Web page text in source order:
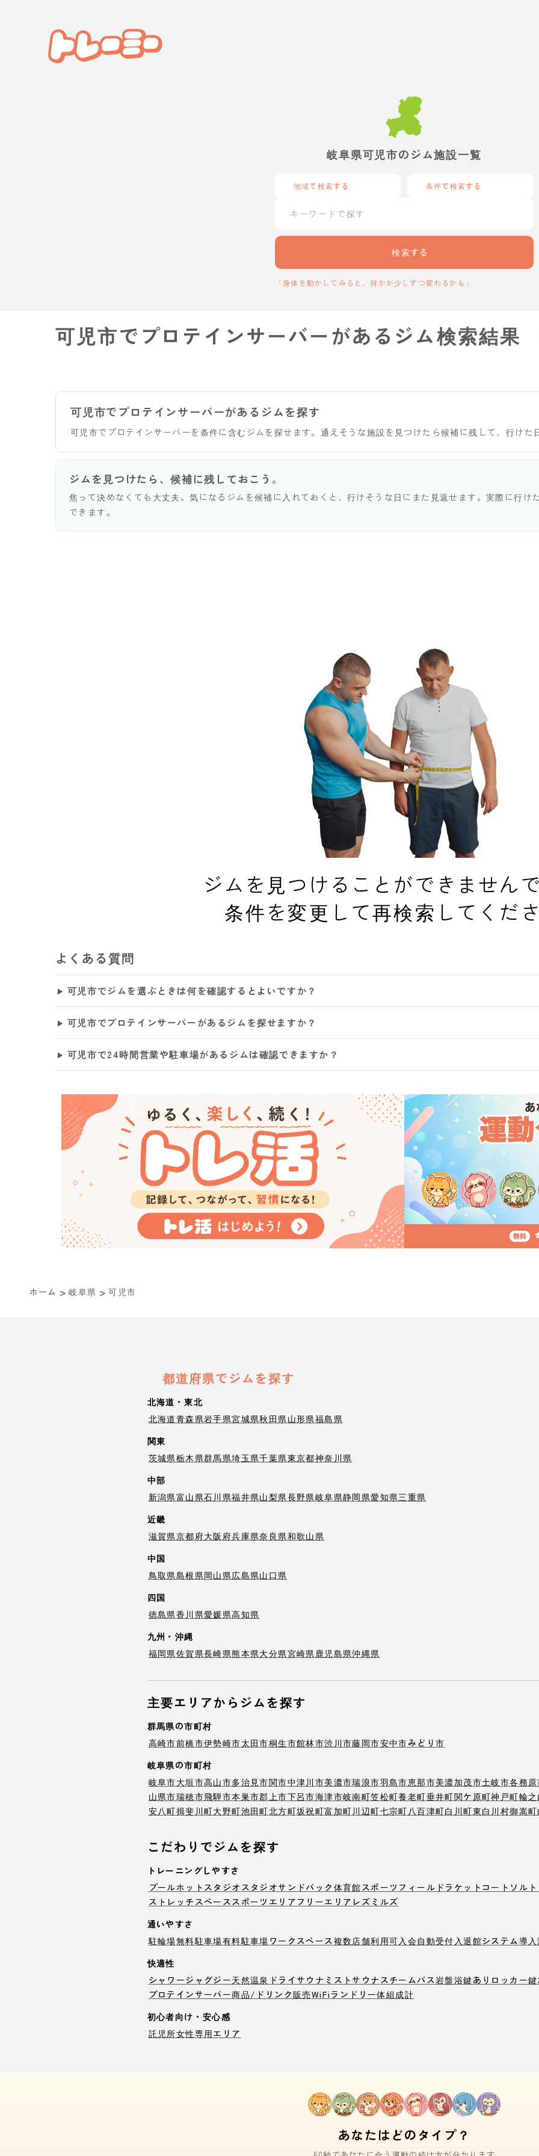
岐阜県可児市のジム施設一覧
地域で検索する 条件で検索する
検索する
「身体を動かしてみると、何かが少しずつ変わるかも」
可児市でプロテインサーバーがあるジム検索結果
可児市でプロテインサーバーがあるジムを探す
可児市でプロテインサーバーを条件に含むジムを探せます。通えそうな施設を見つけたら候補に残して、行けた
ジムを見つけたら、候補に残しておこう。
焦って決めなくても大丈夫。気になるジムを候補に入れておくと、行けそうな日にまた見返せます。実際に行け
できます。
ジムを見つけることができませんで
条件を変更して再検索してくださ
よくある質問
可児市でジムを選ぶときは何を確認するとよいですか？
可児市でプロテインサーバーがあるジムを探せますか？
可児市で24時間営業や駐車場があるジムは確認できますか？
ホーム > 岐阜県 > 可児市
都道府県でジムを探す
北海道・東北
北海道青森県岩手県宮城県秋田県山形県福島県
関東
茨城県栃木県群馬県埼玉県千葉県東京都神奈川県
中部
新潟県富山県石川県福井県山梨県長野県岐阜県静岡県愛知県三重県
近畿
滋賀県京都府大阪府兵庫県奈良県和歌山県
中国
鳥取県島根県岡山県広島県山口県
四国
徳島県香川県愛媛県高知県
九州・沖縄
福岡県佐賀県長崎県熊本県大分県宮崎県鹿児島県沖縄県
主要エリアからジムを探す
群馬県の市町村
高崎市前橋市伊勢崎市太田市桐生市館林市渋川市藤岡市安中市みどり市
岐阜県の市町村
岐阜市大垣市高山市多治見市関市中津川市美濃市瑞浪市羽島市恵那市美濃加茂市土岐市各務原
山県市瑞穂市飛騨市本巣市郡上市下呂市海津市岐南町笠松町養老町垂井町関ケ原町神戸町輪
安八町揖斐川町大野町池田町北方町坂祝町富加町川辺町七宗町 八百津町白川町東白川村御嵩町
こだわりでジムを探す
トレーニングしやすさ
プールホットスタジオ スタジオサンドバック 体育館スポーツフィールド ラケットコート ソル
ストレッチスペーススポーツエリア フリーエリア レズミルズ
通いやすさ
駐輪場無料駐車場有料駐車場 ワークスペース複数店舗利用可入会自動受付 入退館システム導入
快適性
シャワージャグジー天然温泉 ドライサウナ ミストサウナ スチームバス岩盤浴鍵ありロッカー
プロテインサーバー商品/ドリンク販売WiFi ランドリー体組成計
初心者向け・安心感
託児所女性専用エリア
あなたはどのタイプ？